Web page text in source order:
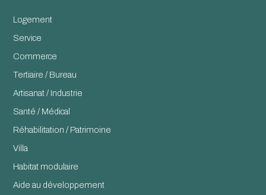
Logement
Service
Commerce
Tertiaire / Bureau
Artisanat / Industrie
Santé / Médical
Réhabilitation / Patrimoine
Villa
Habitat modulaire
Aide au développement